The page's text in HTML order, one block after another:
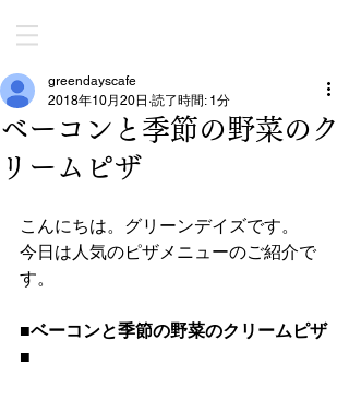
ベーコンと季節の野菜のク
リームピザ
greendayscafe
2018年10月20日 読了時間: 1分
こんにちは。グリーンデイズです。
今日は人気のピザメニューのご紹介で
す。
■ベーコンと季節の野菜のクリームピザ
■